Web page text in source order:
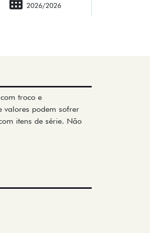
2026/2026
troco e
valores podem sofrer
itens de série. Não